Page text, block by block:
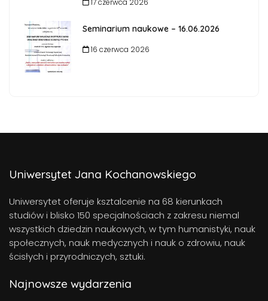
Seminarium naukowe – 16.06.2026
16 czerwca 2026
Uniwersytet Jana Kochanowskiego
Uniwersytet oferuje ksztalcenie na 68 kierunkach
studiów i blisko 150 specjalnościach z zakresu niemal
wszystkich dziedzin naukowych, w tym humanistyki, nauk
społecznych, nauk medycznych i nauk o zdrowiu, nauk
ścisłych i przyrodniczych, sztuki.
Najnowsze wydarzenia